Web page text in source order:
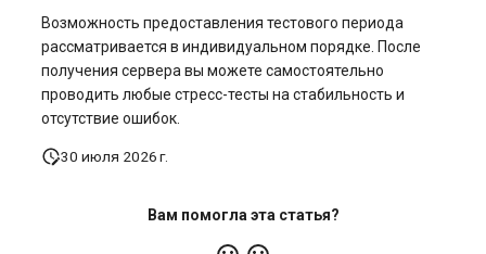
Возможность предоставления тестового периода
рассматривается в индивидуальном порядке. После
получения сервера вы можете самостоятельно
проводить любые стресс-тесты на стабильность и
отсутствие ошибок.
30 июля 2026 г.
Вам помогла эта статья?